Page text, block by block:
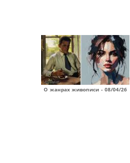
О жанрах живописи - 08/04/26